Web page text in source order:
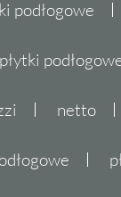
podłogowe
płytki
netto